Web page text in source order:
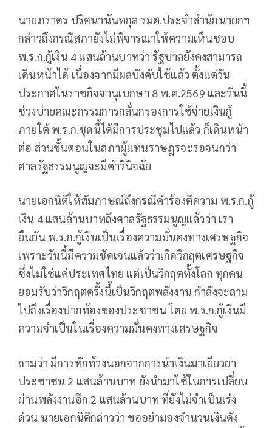
นายภราดร ปริศนานันทกุล รมต.ประจำสำนักนายกฯ
กล่าวถึงกรณีสภายังไม่พิจารณาให้ความเห็นชอบ
พ.ร.ก.กู้เงิน 4 แสนล้านบาทว่า รัฐบาลยังคงสามารถ
เดินหน้าได้ เนื่องจากมีผลบังคับใช้แล้ว ตั้งแต่วัน
ประกาศในราชกิจจานุเบกษา 8 พ.ค.2569 และวันนี้
ช่วงบ่ายคณะกรรมการกลั่นกรองการใช้จ่ายเงินกู้
ภายใต้ พ.ร.ก.ชุดนี้ได้มีการประชุมไปแล้ว ก็เดินหน้า
ต่อ ส่วนขั้นตอนในสภาผู้แทนราษฎรจะรอจนกว่า
ศาลรัฐธรรมนูญจะมีคำวินิจฉัย
นายเอกนิติให้สัมภาษณ์ถึงกรณีคำร้องตีความ พ.ร.ก.กู้
เงิน 4 แสนล้านบาทถึงศาลรัฐธรรมนูญแล้วว่า เรา
ยืนยัน พ.ร.ก.กู้เงินเป็นเรื่องความมั่นคงทางเศรษฐกิจ
เพราะวันนี้มีความชัดเจนแล้วว่าเกิดวิกฤตเศรษฐกิจ
ซึ่งไม่ใช่แค่ประเทศไทย แต่เป็นวิกฤตทั้งโลก ทุกคน
ยอมรับว่าวิกฤตครั้งนี้เป็นวิกฤตพลังงาน กำลังจะลาม
ไปถึงเรื่องปากท้องของประชาชน โดย พ.ร.ก.กู้เงินมี
ความจำเป็นในเรื่องความมั่นคงทางเศรษฐกิจ
ถามว่า มีการทักท้วงนอกจากการนำเงินมาเยียวยา
ประชาชน 2 แสนล้านบาท ยังนำมาใช้ในการเปลี่ยน
ผ่านพลังงานอีก 2 แสนล้านบาท ที่ยังไม่จำเป็นเร่ง
ด่วน นายเอกนิติกล่าวว่า ขออย่ามองจำนวนเงินดัง